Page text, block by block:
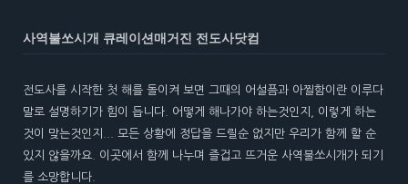
사역불쏘시개 큐레이션매거진 전도사닷컴
전도사를 시작한 첫 해를 돌이켜 보면 그때의 어설픔과 아찔함이란 이루다
말로 설명하기가 힘이 듭니다. 어떻게 해나가야 하는것인지, 이렇게 하는
것이 맞는것인지... 모든 상황에 정답을 드릴순 없지만 우리가 함께 할 순
있지 않을까요. 이곳에서 함께 나누며 즐겁고 뜨거운 사역불쏘시개가 되기
를 소망합니다.